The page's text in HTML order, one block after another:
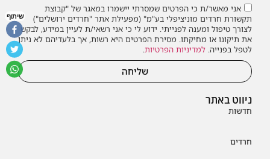
ניווט באתר
חדשות
חרדים
אני מאשר/ת כי הפרטים שמסרתי יישמרו במאגר של "קבוצת
תקשורת חרדים מוניציפלי בע"מ" (מפעילת אתר "חרדים ירושלים")
לצורך טיפול ומענה לפנייתי. ידוע לי כי אני רשאי/ת לעיין במידע, לבקש
את תיקונו או מחיקתו. מסירת הפרטים היא רשות, אך בלעדיהם לא ניתן
לטפל בפנייה. למדיניות הפרטיות.
שליחה
שיתוף